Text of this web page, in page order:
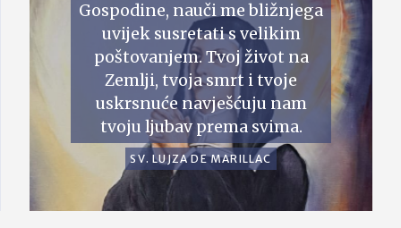
Gospodine, nauči me bližnjega
uvijek susretati s velikim
poštovanjem. Tvoj život na
Zemlji, tvoja smrt i tvoje
uskrsnuće navješćuju nam
tvoju ljubav prema svima.
SV. LUJZA DE MARILLAC